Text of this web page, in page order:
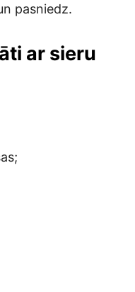
pasniedz.
ar sieru